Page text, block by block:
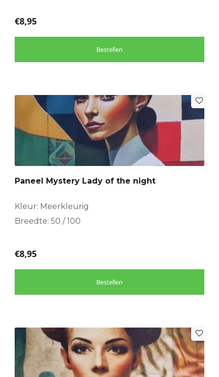
€8,95
Bestellen
Paneel Mystery Lady of the night
Kleur: Meerkleurig
Breedte: 50 / 100
€8,95
Bestellen